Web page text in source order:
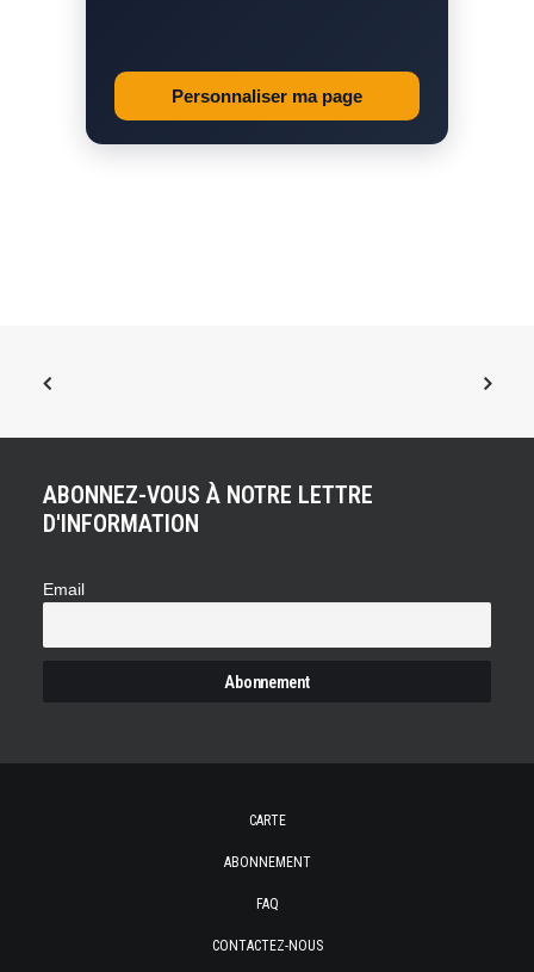
Personnaliser ma page
ABONNEZ-VOUS À NOTRE LETTRE
D'INFORMATION
Email
CARTE
ABONNEMENT
FAQ
CONTACTEZ-NOUS